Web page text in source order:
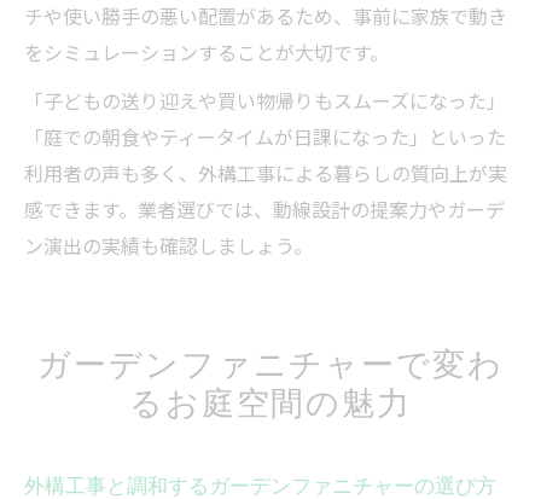
チや使い勝手の悪い配置があるため、事前に家族で動き
をシミュレーションすることが大切です。
「子どもの送り迎えや買い物帰りもスムーズになった」
「庭での朝食やティータイムが日課になった」といった
利用者の声も多く、外構工事による暮らしの質向上が実
感できます。業者選びでは、動線設計の提案力やガーデ
ン演出の実績も確認しましょう。
ガーデンファニチャーで変わ
るお庭空間の魅力
外構工事と調和するガーデンファニチャーの選び方